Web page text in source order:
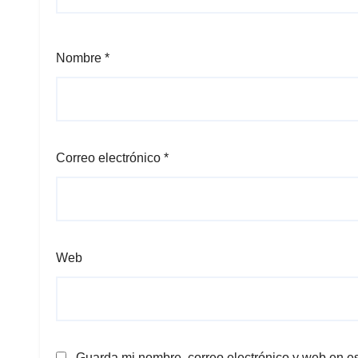
Nombre *
Correo electrónico *
Web